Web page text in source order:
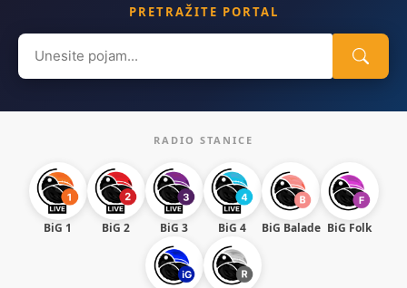
PRETRAŽITE PORTAL
Search
for:
RADIO STANICE
BiG 1 BiG 2 BiG 3 BiG 4 BiG Balade BiG Folk